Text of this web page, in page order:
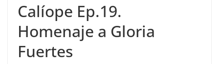
Calíope Ep.19.
Homenaje a Gloria
Fuertes